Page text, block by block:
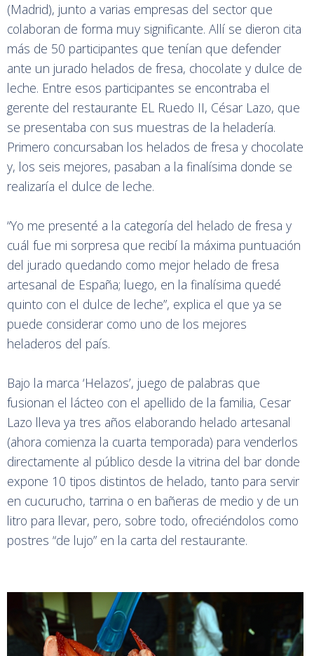
(Madrid), junto a varias empresas del sector que
colaboran de forma muy significante. Allí se dieron cita
más de 50 participantes que tenían que defender
ante un jurado helados de fresa, chocolate y dulce de
leche. Entre esos participantes se encontraba el
gerente del restaurante EL Ruedo II, César Lazo, que
se presentaba con sus muestras de la heladería.
Primero concursaban los helados de fresa y chocolate
y, los seis mejores, pasaban a la finalísima donde se
realizaría el dulce de leche.
“Yo me presenté a la categoría del helado de fresa y
cuál fue mi sorpresa que recibí la máxima puntuación
del jurado quedando como mejor helado de fresa
artesanal de España; luego, en la finalísima quedé
quinto con el dulce de leche”, explica el que ya se
puede considerar como uno de los mejores
heladeros del país.
Bajo la marca ‘Helazos’, juego de palabras que
fusionan el lácteo con el apellido de la familia, Cesar
Lazo lleva ya tres años elaborando helado artesanal
(ahora comienza la cuarta temporada) para venderlos
directamente al público desde la vitrina del bar donde
expone 10 tipos distintos de helado, tanto para servir
en cucurucho, tarrina o en bañeras de medio y de un
litro para llevar, pero, sobre todo, ofreciéndolos como
postres “de lujo” en la carta del restaurante.